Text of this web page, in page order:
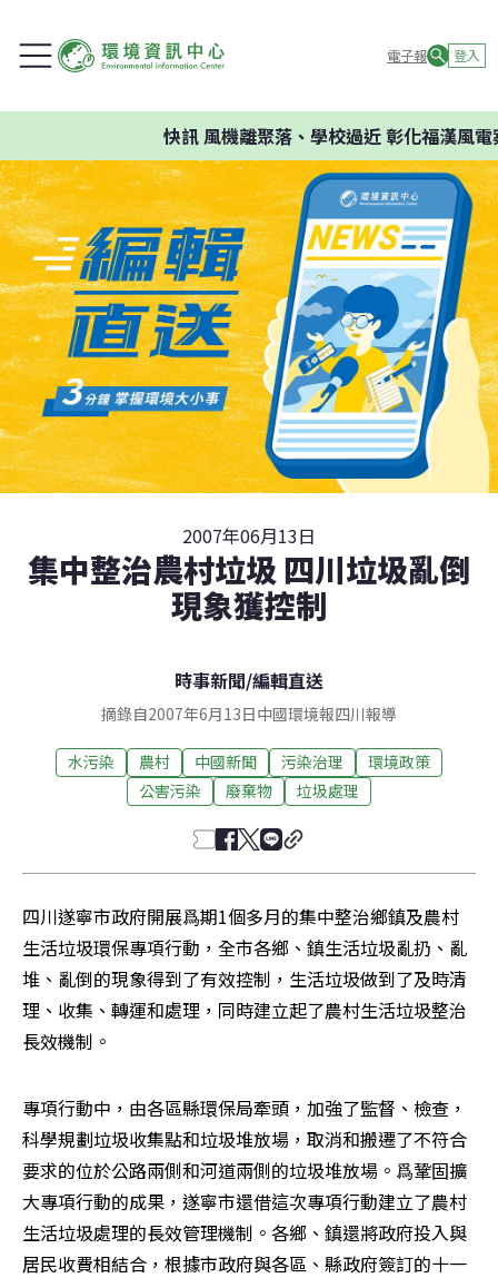
電子報 登入
快訊風機離聚落、學校過近 彰化福漢風電
2007年06月13日
集中整治農村垃圾 四川垃圾亂倒
現象獲控制
時事新聞/編輯直送
摘錄自2007年6月13日中國環境報四川報導
水污染 農村 中國新聞 污染治理
環境政策
公害污染
廢棄物 垃圾處理
四川遂寧市政府開展爲期1個多月的集中整治鄉鎮及農村
生活垃圾環保專項行動，全市各鄉、鎮生活垃圾亂扔、亂
堆、亂倒的現象得到了有效控制，生活垃圾做到了及時清
理、收集、轉運和處理，同時建立起了農村生活垃圾整治
長效機制。
專項行動中，由各區縣環保局牽頭，加強了監督、檢查，
科學規劃垃圾收集點和垃圾堆放場，取消和搬遷了不符合
要求的位於公路兩側和河道兩側的垃圾堆放場。爲鞏固擴
大專項行動的成果，遂寧市還借這次專項行動建立了農村
生活垃圾處理的長效管理機制。各鄉、鎮還將政府投入與
居民收費相結合，根據市政府與各區、縣政府簽訂的十一